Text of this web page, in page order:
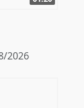
de
2026